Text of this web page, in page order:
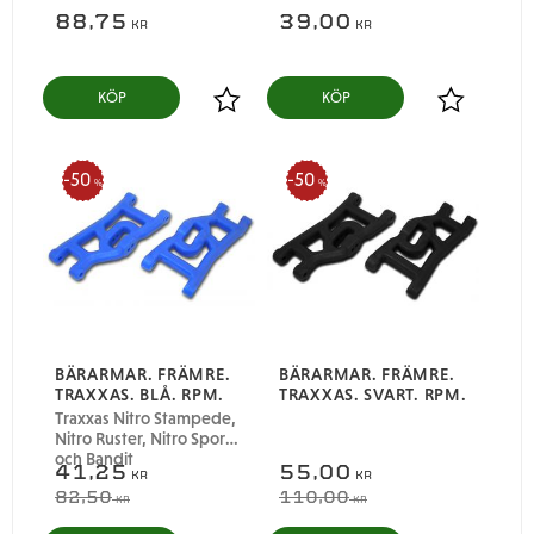
88,75 KR
Lägg till i favoriter
KÖP
39,00 KR
Lägg till i
KÖP
BÄRARMAR. FRÄMRE.
TRAXXAS. BLÅ. RPM.
Traxxas Nitro Stampede,
Nitro Ruster, Nitro Sport
och Bandit
41,25 KR
82,50KR
50 %
BÄRARMAR. FRÄMRE.
TRAXXAS. SVART. RPM.
55,00 KR
110,00KR
50 %